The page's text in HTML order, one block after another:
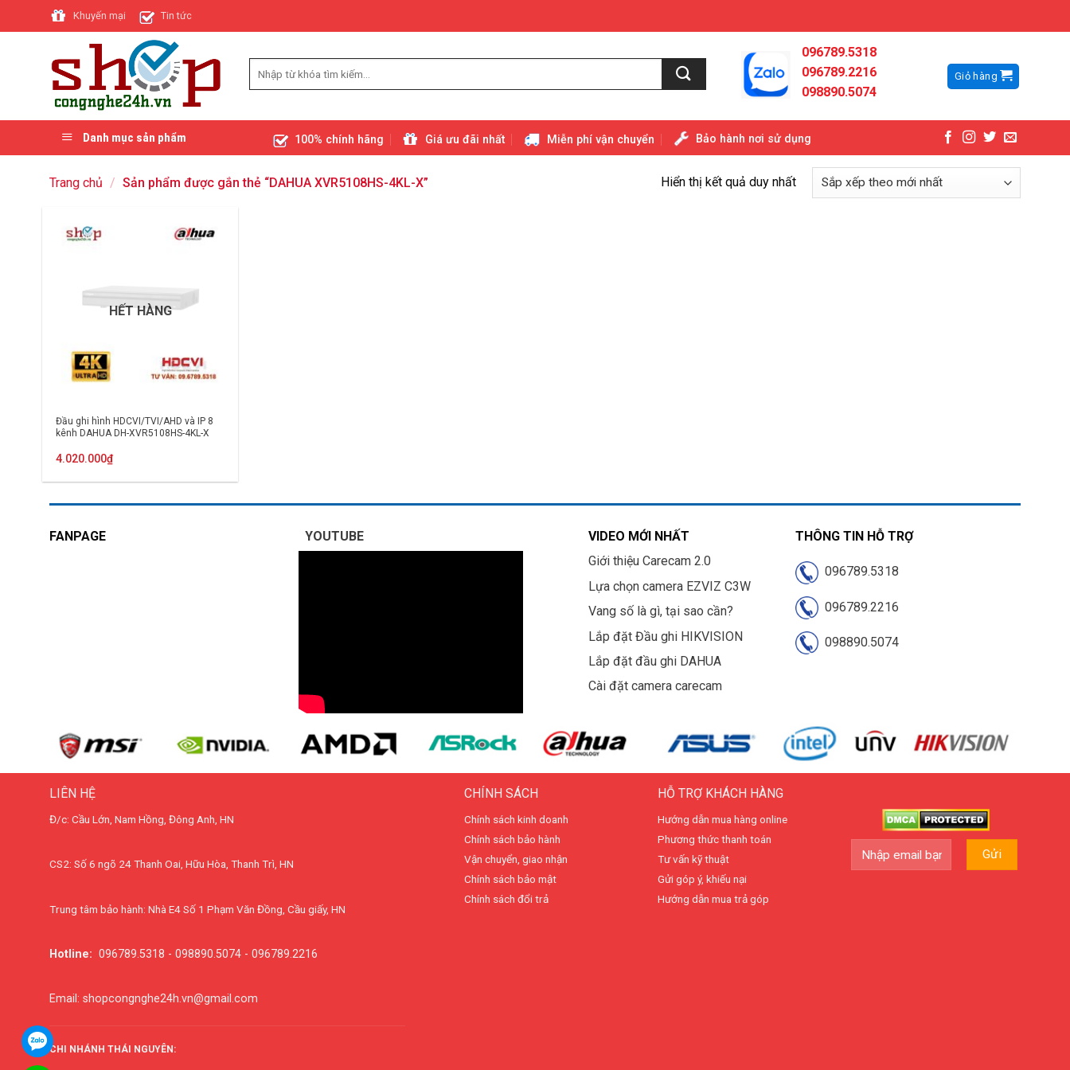
to
Khuyến mại Tin tức
096789.5318
096789.2216
098890.5074
Giỏ hàng
Danh mục sản phẩm 100% chính hãng Giá ưu đãi nhất Miễn phí vận chuyển Bảo hành nơi sử dụng
Trang chủ / Sản phẩm được gắn thẻ “DAHUA XVR5108HS-4KL-X” Hiển thị kết quả duy nhất
HẾT HÀNG
Đầu ghi hình HDCVI/TVI/AHD và IP 8
kênh DAHUA DH-XVR5108HS-4KL-X
4.020.000₫
FANPAGE YOUTUBE
VIDEO MỚI NHẤT
Giới thiệu Carecam 2.0
Lựa chọn camera EZVIZ C3W
Vang số là gì, tại sao cần?
Lắp đặt Đầu ghi HIKVISION
Lắp đặt đầu ghi DAHUA
Cài đặt camera carecam
THÔNG TIN HỖ TRỢ
096789.5318
096789.2216
098890.5074
LIÊN HỆ
Đ/c: Cầu Lớn, Nam Hồng, Đông Anh, HN
CS2: Số 6 ngõ 24 Thanh Oai, Hữu Hòa, Thanh Trì, HN
Trung tâm bảo hành: Nhà E4 Số 1 Phạm Văn Đồng, Cầu giấy, HN
Hotline: 096789.5318 - 098890.5074 - 096789.2216
Email: shopcongnghe24h.vn@gmail.com
CHI NHÁNH THÁI NGUYÊN:
CHÍNH SÁCH
Chính sách kinh doanh
Chính sách bảo hành
Vận chuyển, giao nhận
Chính sách bảo mật
Chính sách đổi trả
HỖ TRỢ KHÁCH HÀNG
Hướng dẫn mua hàng online
Phương thức thanh toán
Tư vấn kỹ thuật
Gửi góp ý, khiếu nại
Hướng dẫn mua trả góp